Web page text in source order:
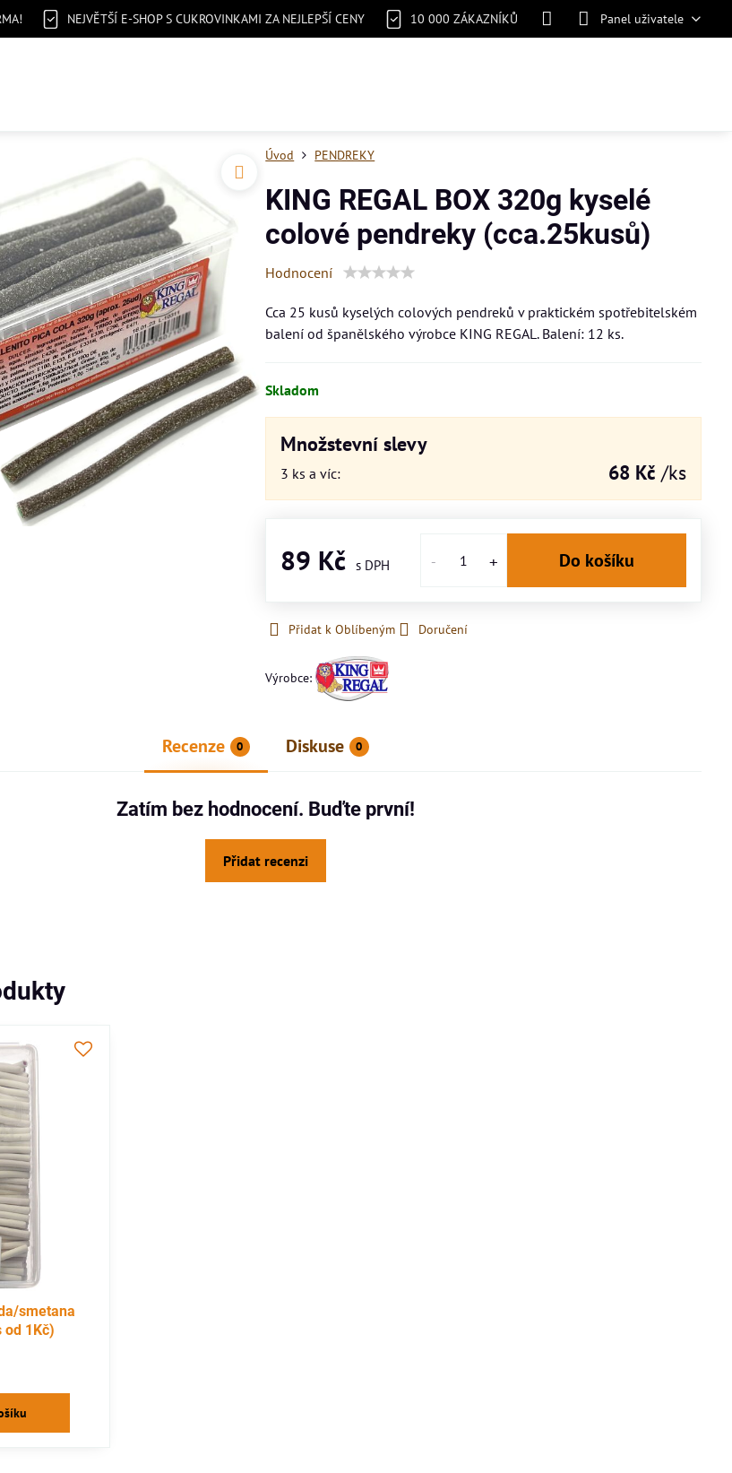
NEJVĚTŠÍ E-SHOP S CUKROVINKAMI ZA NEJLEPŠÍ CENY 10 000 ZÁKAZNÍKŮ Panel uživatele
Úvod PENDREKY
KING REGAL BOX 320g kyselé
colové pendreky (cca.25kusů)
Hodnocení
Cca 25 kusů kyselých colových pendreků v praktickém spotřebitelském
balení od španělského výrobce KING REGAL. Balení: 12 ks.
Skladom
Množstevní slevy
3 ks a víc: 68 Kč /ks
89 Kč Do košíku
Přidat k Oblíbeným Doručení
Výrobce:
Recenze 0 Diskuse 0
Zatím bez hodnocení. Buďte první!
Přidat recenzi
smetana
od 1Kč)